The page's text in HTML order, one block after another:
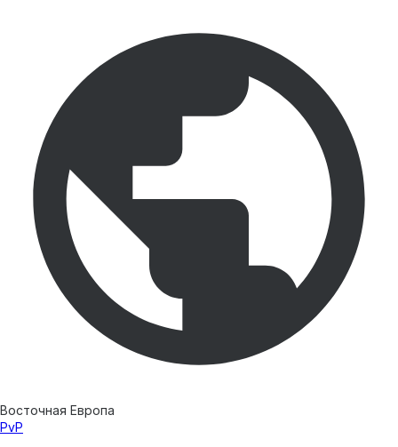
Восточная Европа
PvP